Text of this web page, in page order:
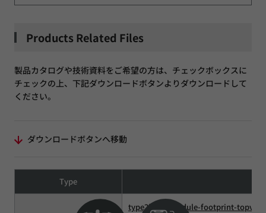
Products Related Files
製品カタログや技術資料をご希望の方は、チェックボックスに
チェックの上、下記ダウンロードボタンよりダウンロードして
ください。
ダウンロードボタンへ移動
Type
type2kl-2ll-module-footprint-